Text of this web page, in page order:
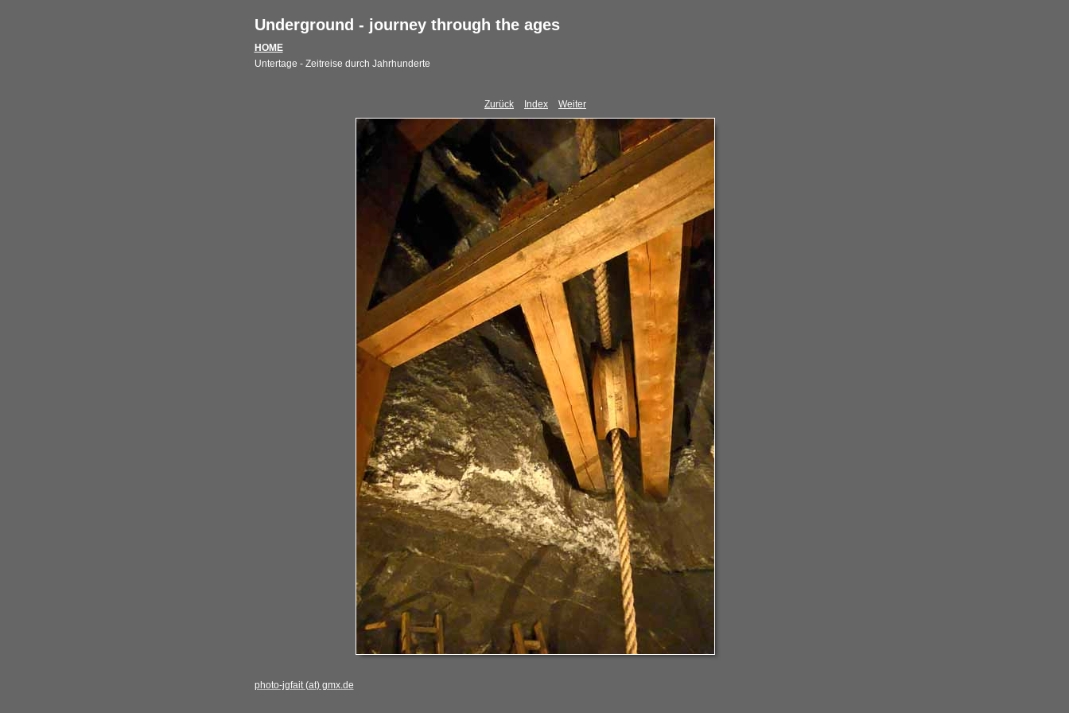
Underground - journey through the ages
HOME
Untertage - Zeitreise durch Jahrhunderte
Zurück Index Weiter
photo-jgfait (at) gmx.de